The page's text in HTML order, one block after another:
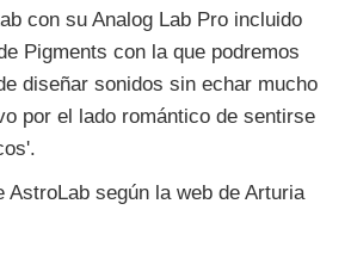
con su Analog Lab Pro incluido
Pigments con la que podremos
diseñar sonidos sin echar mucho
por el lado romántico de sentirse
AstroLab según la web de Arturia